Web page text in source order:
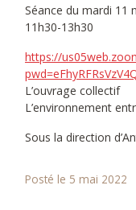
Séance du mardi 11
11h30-13h30
https://
L’ouvrage collectif
L’environnement
Sous la direction
Posté le 5 mai 2022